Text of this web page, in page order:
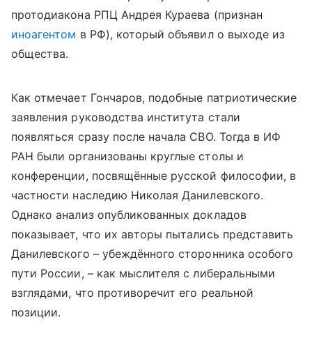
протодиакона РПЦ Андрея Кураева (признан
иноагентом в РФ), который объявил о выходе из
общества.
Как отмечает Гончаров, подобные патриотические
заявления руководства института стали
появляться сразу после начала СВО. Тогда в ИФ
РАН были организованы круглые столы и
конференции, посвящённые русской философии, в
частности наследию Николая Данилевского.
Однако анализ опубликованных докладов
показывает, что их авторы пытались представить
Данилевского – убеждённого сторонника особого
пути России, – как мыслителя с либеральными
взглядами, что противоречит его реальной
позиции.